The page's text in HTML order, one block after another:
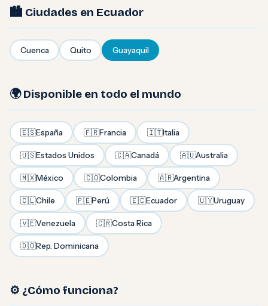
🏙️ Ciudades en Ecuador
Cuenca Quito Guayaquil
🌍 Disponible en todo el mundo
🇪🇸España 🇫🇷Francia 🇮🇹Italia
🇺🇸Estados Unidos 🇨🇦Canadá 🇦🇺Australia
🇲🇽México 🇨🇴Colombia 🇦🇷Argentina
🇨🇱Chile 🇵🇪Perú 🇪🇨Ecuador 🇺🇾Uruguay
🇻🇪Venezuela 🇨🇷Costa Rica
🇩🇴Rep. Dominicana
⚙️ ¿Cómo funciona?